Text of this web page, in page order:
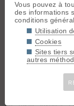
Conditions
accès & météo
Météo/
-28⁰ au col (d'apres
Conditions
parking : RAS
Montets full propre
Altitude de
Conditions
Vous pouvez à
des informations
conditions
Utilisation
Cookies
Sites tiers
autres